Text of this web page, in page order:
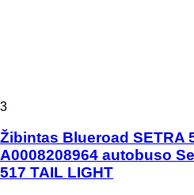
3
Žibintas Blueroad SETRA
A0008208964 autobuso
517 TAIL LIGHT